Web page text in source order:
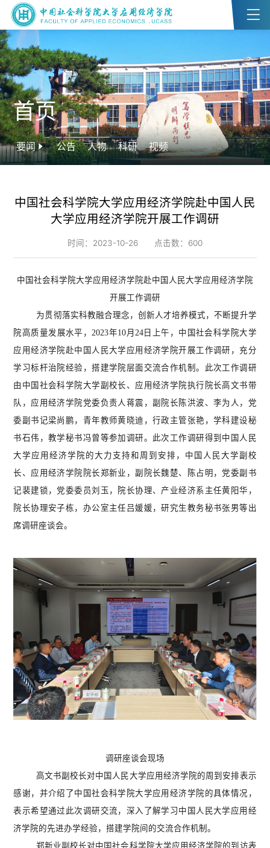
首页
要闻 公告 人物 科研 视频
中国社会科学院大学应用经济学院赴中国人民
大学应用经济学院开展工作调研
时间：2023-10-26 点击数： 600
中国社会科学院大学应用经济学院赴中国人民大学应用经济学院
开展工作调研
为贯彻落实科教融合理念，创新人才培养模式，不断提升学
院高质量发展水平，2023年10月24日上午， 中国社会科学院大学
应用经济学院赴中国人民大学应用经济学院开展工作调研，充分
学习标杆治院经验，搭建学院层面交流合作机制。此次工作调研
由 中国社会科学院大学副校长、应用经济学院执行院长高文书带
队， 应用经济学院党委负责人蒋震 ， 副院长 陈洪波、 李为人 ， 党
委副书记梁尚鹏 ，青年教师黄晓迪，行政主管张艳，学科建设秘
书石伟，教学秘书冯曾 等参加调研。 此次工作调研得到中国人民
大学应用经济学院的大力支持和周到安排，中国人民大学副校
长、应用经济学院 院长郑新业，副院长魏楚、陈占明， 党委副书
记裴建锁，党委委员刘玉，院长协理、产业经济系主任黄阳华，
院长协理安子栋，办公室主任吕媛媛，研究生教务秘书张男等 出
席调研座谈会。
调研座谈会现场
高文书副校长对中国人民大学应用经济学院的周到安排表示
感谢，并介绍了中国社会科学院大学应用经济学院的具体情况，
表示希望通过此次调研交流，深入了解学习 中国人民大学应用经
济学院的先进办学经验，搭建学院间的交流合作机制。
郑新业副校长对中国社会科学院大学应用经济学院的到访表